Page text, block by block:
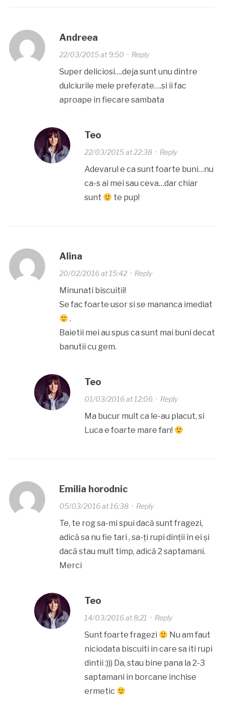
Andreea
22/03/2015 at 9:50 · Reply
Super deliciosi….deja sunt unu dintre
dulciurile mele preferate….si ii fac
aproape in fiecare sambata
Teo
22/03/2015 at 22:38· Reply
Adevarul e ca sunt foarte buni…nu
ca-s ai mei sau ceva…dar chiar
sunt
te pup!
Alina
20/02/2016 at 15:42· Reply
Minunati biscuitii!
Se fac foarte usor si se mananca imediat
.
Baietii mei au spus ca sunt mai buni decat
banutii cu gem.
Teo
01/03/2016 at 12:06· Reply
Ma bucur mult ca le-au placut, si
Luca e foarte mare fan!
Emilia horodnic
05/03/2016 at 16:38· Reply
Te, te rog sa-mi spui dacă sunt fragezi,
adică sa nu fie tari , sa-ți rupi dinții în ei și
dacă stau mult timp, adică 2 saptamani.
Merci
Teo
14/03/2016 at 8:21 · Reply
Sunt foarte fragezi
Nu am faut
niciodata biscuiti in care sa iti rupi
dintii :))) Da, stau bine pana la 2-3
saptamani in borcane inchise
ermetic